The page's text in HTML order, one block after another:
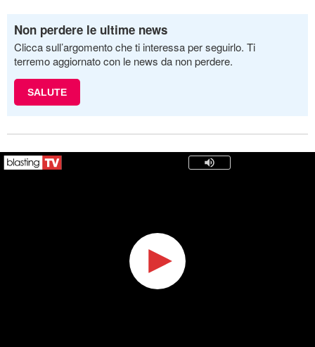
Non perdere le ultime news
Clicca sull’argomento che ti interessa per seguirlo. Ti
terremo aggiornato con le news da non perdere.
SALUTE